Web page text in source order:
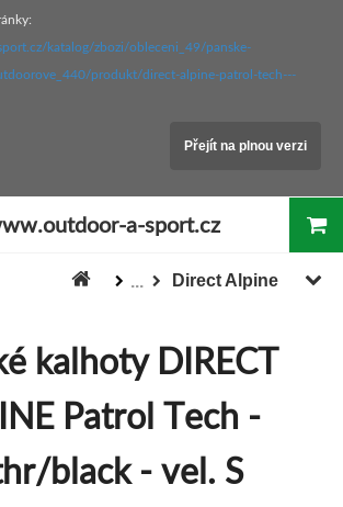
katalog/zbozi/obleceni_49/panske-
produkt/direct-alpine-patrol-tech---
Přejít na plnou verzi
a-sport.cz
... Direct Alpine
kalhoty DIRECT
Patrol Tech -
black - vel. S